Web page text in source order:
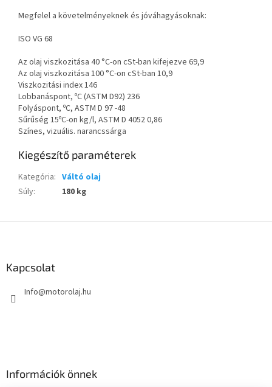
Megfelel a követelményeknek és jóváhagyásoknak:
ISO VG 68
Az olaj viszkozitása 40 °C-on cSt-ban kifejezve 69,9
Az olaj viszkozitása 100 °C-on cSt-ban 10,9
Viszkozitási index 146
Lobbanáspont, ºC (ASTM D92) 236
Folyáspont, ºC, ASTM D 97 -48
Sűrűség 15ºC-on kg/l, ASTM D 4052 0,86
Színes, vizuális. narancssárga
Kiegészítő paraméterek
Kategória: Váltó olaj
Súly: 180 kg
Kapcsolat
Info@motorolaj.hu
Információk önnek